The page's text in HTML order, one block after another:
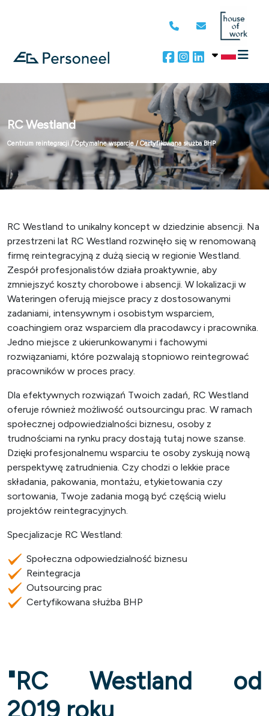
RC Westland
Centrum reintegracji / Optymalne wsparcie / Certyfikowana służba BHP
RC Westland to unikalny koncept w dziedzinie absencji. Na
przestrzeni lat RC Westland rozwinęło się w renomowaną
firmę reintegracyjną z dużą siecią w regionie Westland.
Zespół profesjonalistów działa proaktywnie, aby
zmniejszyć koszty chorobowe i absencji. W lokalizacji w
Wateringen oferują miejsce pracy z dostosowanymi
zadaniami, intensywnym i osobistym wsparciem,
coachingiem oraz wsparciem dla pracodawcy i pracownika.
Jedno miejsce z ukierunkowanymi i fachowymi
rozwiązaniami, które pozwalają stopniowo reintegrować
pracowników w proces pracy.
Dla efektywnych rozwiązań Twoich zadań, RC Westland
oferuje również możliwość outsourcingu prac. W ramach
społecznej odpowiedzialności biznesu, osoby z
trudnościami na rynku pracy dostają tutaj nowe szanse.
Dzięki profesjonalnemu wsparciu te osoby zyskują nową
perspektywę zatrudnienia. Czy chodzi o lekkie prace
składania, pakowania, montażu, etykietowania czy
sortowania, Twoje zadania mogą być częścią wielu
projektów reintegracyjnych.
Specjalizacje RC Westland:
Społeczna odpowiedzialność biznesu
Reintegracja
Outsourcing prac
Certyfikowana służba BHP
"RC Westland od
2019 roku